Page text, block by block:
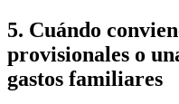
5. Cuándo
provisionales o
gastos familiares